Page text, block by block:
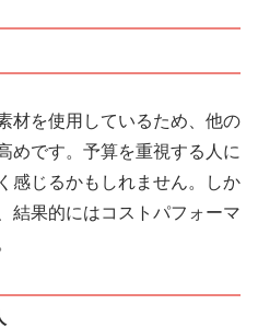
材を使用しているため、他の
めです。予算を重視する人に
感じるかもしれません。しか
結果的にはコストパフォーマ